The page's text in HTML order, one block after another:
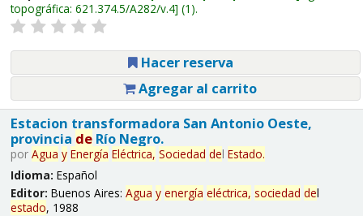
topográfica: 621.374.5/A282/v.4 (1).
Hacer reserva
Agregar al carrito
Estacion transformadora San Antonio Oeste,
provincia deRío Negro.
por Agua y Energía Eléctrica, Sociedad del Estado.
Idioma: Español
Editor: Buenos Aires: Agua y energía eléctrica, sociedad del
estado, 1988